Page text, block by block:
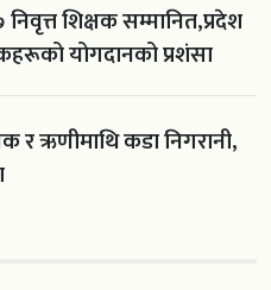
निवृत्त शिक्षक सम्मानित,प्रदेश
योगदानको प्रशंसा
र ऋणीमाथि कडा निगरानी,